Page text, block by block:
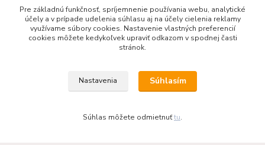
KRBOVÉ - KACHLE - KRBY.SK
Pre základnú funkčnosť, spríjemnenie používania webu, analytické
účely a v prípade udelenia súhlasu aj na účely cielenia reklamy
využívame súbory cookies. Nastavenie vlastných preferencií
cookies môžete kedykoľvek upraviť odkazom v spodnej časti
stránok.
Nastavenia Súhlasím
Súhlas môžete odmietnuťtu.